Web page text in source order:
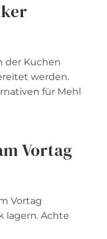
der Kuchen
werden.
für Mehl
Vortag
Vortag
lagern. Achte